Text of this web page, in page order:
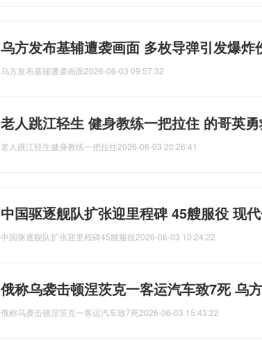
乌方发布基辅遭袭画面 多枚导弹引发爆炸
乌方发布基辅遭袭画面2026-06-03 09:57:32
老人跳江轻生 健身教练一把拉住 的哥英
老人跳江轻生健身教练一把拉住2026-06-03 20:26:41
中国驱逐舰队扩张迎里程碑 45艘服役 现
中国驱逐舰队扩张迎里程碑45艘服役2026-06-03 10:24:22
俄称乌袭击顿涅茨克一客运汽车致7死 乌
俄称乌袭击顿涅茨克一客运汽车致7死2026-06-03 15:43:22